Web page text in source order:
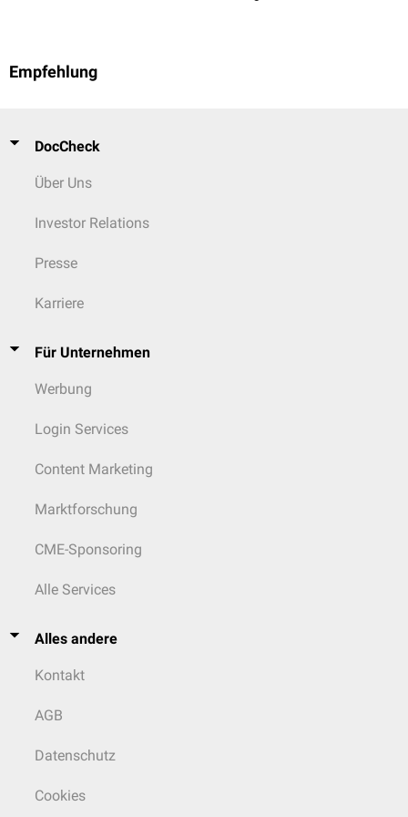
Empfehlung
DocCheck
Über Uns
Investor Relations
Presse
Karriere
Für Unternehmen
Werbung
Login Services
Content Marketing
Marktforschung
CME-Sponsoring
Alle Services
Alles andere
Kontakt
AGB
Datenschutz
Cookies